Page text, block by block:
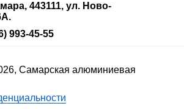
443111, ул. Ново-
993-45-55
Самарская алюминиевая